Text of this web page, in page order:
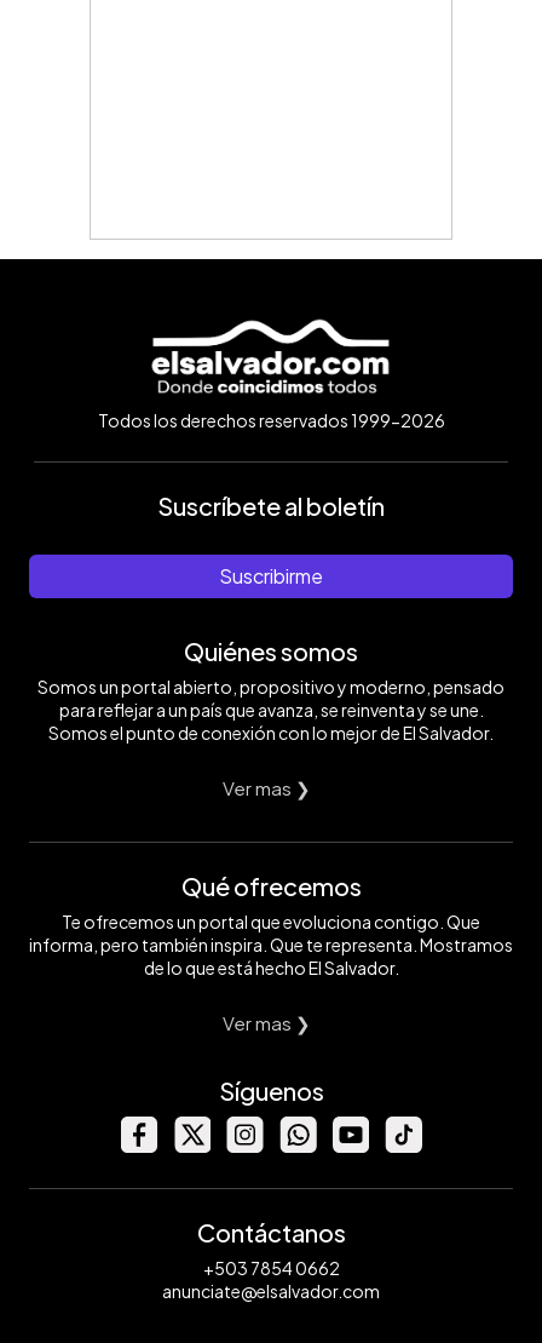
Todos los derechos reservados 1999-2026
Suscríbete al boletín
Suscribirme
Quiénes somos
Somos un portal abierto, propositivo y moderno, pensado
para reflejar a un país que avanza, se reinventa y se une.
Somos el punto de conexión con lo mejor de El Salvador.
Ver mas ❯
Qué ofrecemos
Te ofrecemos un portal que evoluciona contigo. Que
informa, pero también inspira. Que te representa. Mostramos
de lo que está hecho El Salvador.
Ver mas ❯
Síguenos
Contáctanos
+503 7854 0662
anunciate@elsalvador.com